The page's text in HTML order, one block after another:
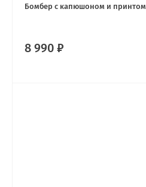
Бомбер с капюшоном и принтом
8 990 ₽